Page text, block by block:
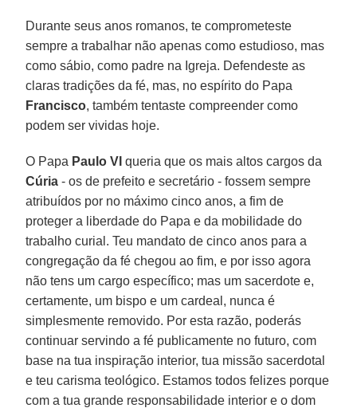
Durante seus anos romanos, te comprometeste
sempre a trabalhar não apenas como estudioso, mas
como sábio, como padre na Igreja. Defendeste as
claras tradições da fé, mas, no espírito do Papa
Francisco, também tentaste compreender como
podem ser vividas hoje.
O Papa Paulo VI queria que os mais altos cargos da
Cúria - os de prefeito e secretário - fossem sempre
atribuídos por no máximo cinco anos, a fim de
proteger a liberdade do Papa e da mobilidade do
trabalho curial. Teu mandato de cinco anos para a
congregação da fé chegou ao fim, e por isso agora
não tens um cargo específico; mas um sacerdote e,
certamente, um bispo e um cardeal, nunca é
simplesmente removido. Por esta razão, poderás
continuar servindo a fé publicamente no futuro, com
base na tua inspiração interior, tua missão sacerdotal
e teu carisma teológico. Estamos todos felizes porque
com a tua grande responsabilidade interior e o dom